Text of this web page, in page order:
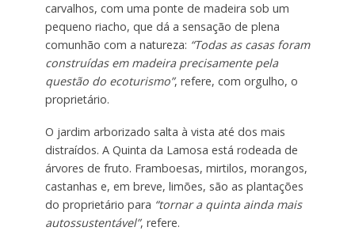
carvalhos, com uma ponte de madeira sob um
pequeno riacho, que dá a sensação de plena
comunhão com a natureza: “Todas as casas foram
construídas em madeira precisamente pela
questão do ecoturismo”, refere, com orgulho, o
proprietário.
O jardim arborizado salta à vista até dos mais
distraídos. A Quinta da Lamosa está rodeada de
árvores de fruto. Framboesas, mirtilos, morangos,
castanhas e, em breve, limões, são as plantações
do proprietário para “tornar a quinta ainda mais
autossustentável”, refere.